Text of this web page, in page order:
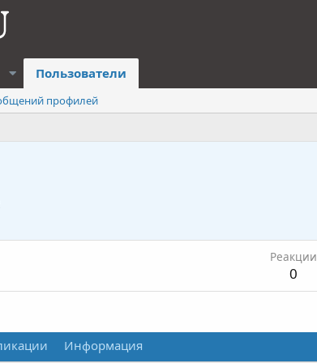
Пользователи
профилей
Реакции
0
Информация